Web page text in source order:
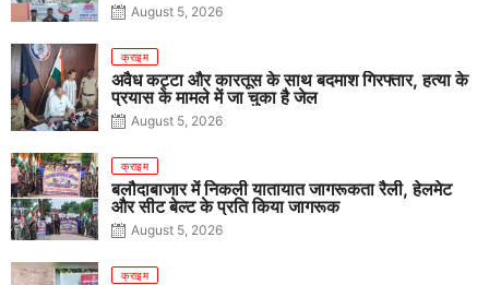
August 5, 2026
क्राइम
अवैध कट्टा और कारतूस के साथ बदमाश गिरफ्तार, हत्या के
प्रयास के मामले में जा चुका है जेल
August 5, 2026
क्राइम
बलौदाबाजार में निकली यातायात जागरूकता रैली, हेलमेट
और सीट बेल्ट के प्रति किया जागरूक
August 5, 2026
क्राइम